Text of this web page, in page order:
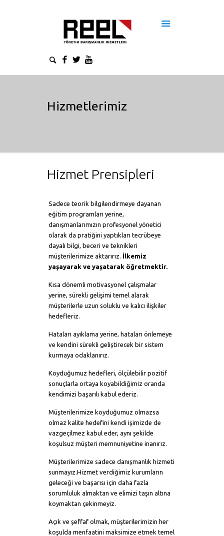
Hizmetlerimiz
Hizmet Prensipleri
Sadece teorik bilgilendirmeye dayanan
eğitim programları yerine,
danışmanlarımızın profesyonel yönetici
olarak da pratiğini yaptıkları tecrübeye
dayalı bilgi, beceri ve teknikleri
müşterilerimize aktarırız. İlkemiz
yaşayarak ve yaşatarak öğretmektir.
Kısa dönemli motivasyonel çalışmalar
yerine, sürekli gelişimi temel alarak
müşterilerle uzun soluklu ve kalıcı ilişkiler
hedefleriz.
Hataları ayıklama yerine, hataları önlemeye
ve kendini sürekli geliştirecek bir sistem
kurmaya odaklanırız.
Koyduğumuz hedefleri, ölçülebilir pozitif
sonuçlarla ortaya koyabildiğimiz oranda
kendimizi başarılı kabul ederiz.
Müşterilerimize koyduğumuz olmazsa
olmaz kalite hedefini kendi işimizde de
vazgeçilmez kabul eder, aynı şekilde
koşulsuz müşteri memnuniyetine inanırız.
Müşterilerimize sadece danışmanlık hizmeti
sunmayız.Hizmet verdiğimiz kurumların
geleceği ve başarısı için daha fazla
sorumluluk almaktan ve elimizi taşın altına
koymaktan çekinmeyiz.
Açık ve şeffaf olmak, müşterilerimizin her
koşulda menfaatini maksimize etmek temel